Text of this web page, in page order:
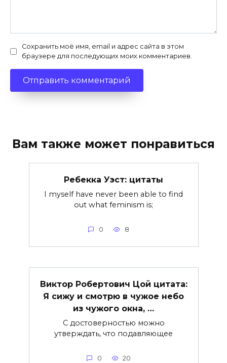
Сохранить моё имя, email и адрес сайта в этом
браузере для последующих моих комментариев.
Вам также может понравиться
Ребекка Уэст: цитаты
I myself have never been able to find
out what feminism is;
0 8
Виктор Робертович Цой цитата:
Я сижу и смотрю в чужое небо
из чужого окна, …
С достоверностью можно
утверждать, что подавляющее
0 20